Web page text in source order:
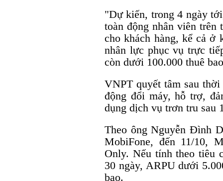
"Dự kiến, trong 4 ngày
toàn động nhân viên trên
cho khách hàng, kể cả ở
nhân lực phục vụ trực
còn dưới 100.000 thuê
VNPT quyết tâm sau
động đổi máy, hỗ trợ,
dụng dịch vụ trơn tru sau
Theo ông Nguyễn Đình
MobiFone, đến 11/10,
Only. Nếu tính theo tiêu
30 ngày, ARPU dưới
bao.